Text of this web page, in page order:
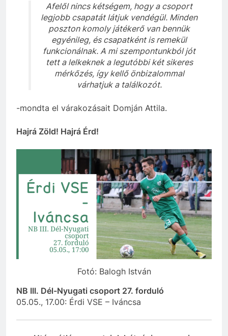
Afelől nincs kétségem, hogy a csoport
legjobb csapatát látjuk vendégül. Minden
poszton komoly játékerő van bennük
egyénileg, és csapatként is remekül
funkcionálnak. A mi szempontunkból jót
tett a lelkeknek a legutóbbi két sikeres
mérkőzés, így kellő önbizalommal
várhatjuk a találkozót.
-mondta el várakozásait Domján Attila.
Hajrá Zöld! Hajrá Érd!
Fotó: Balogh István
NB III. Dél-Nyugati csoport 27. forduló
05.05., 17.00: Érdi VSE – Iváncsa